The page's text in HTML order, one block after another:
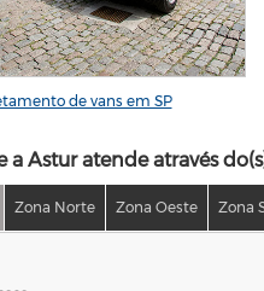
de vans em SP
a Astur atende através
Zona Norte Zona Oeste Zona